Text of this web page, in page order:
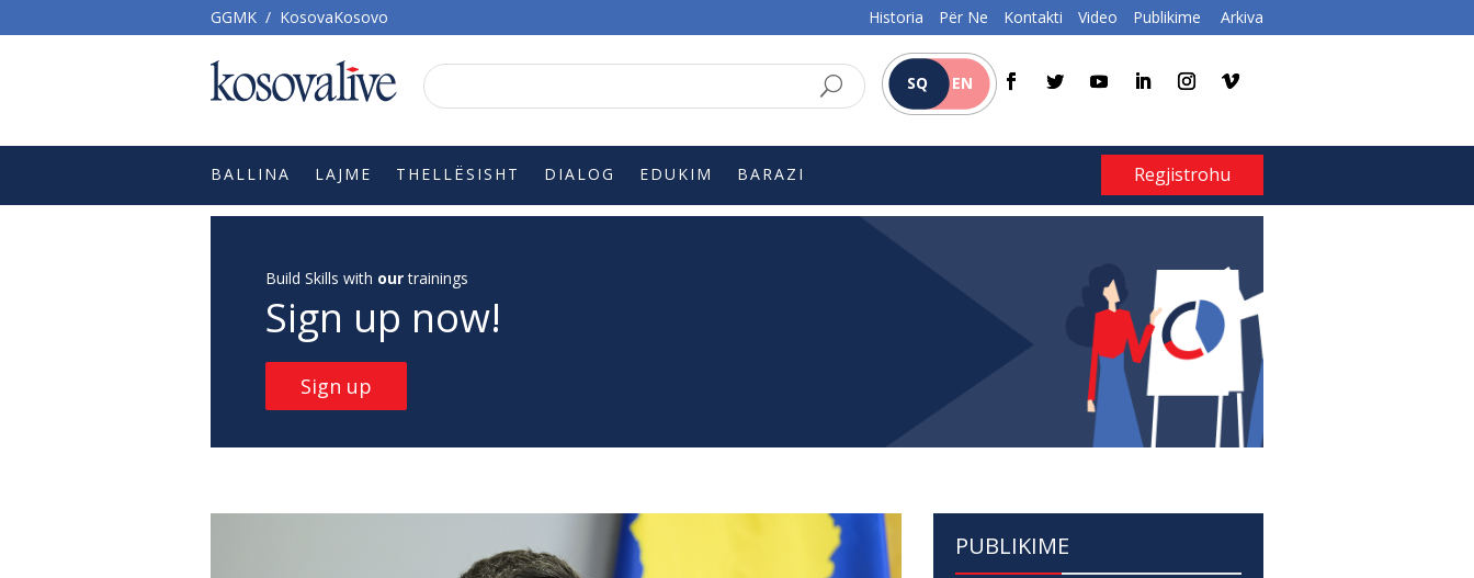
GGMK / KosovaKosovo Historia Për Ne Kontakti Video Publikime Arkiva
SQ EN
BALLINA LAJME THELLËSISHT DIALOG EDUKIM BARAZI Regjistrohu
Build Skills with ourtrainings
Sign up now!
Sign up
PUBLIKIME